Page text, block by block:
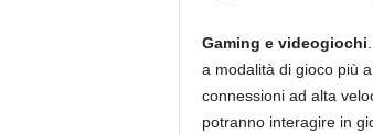
Gaming e videogiochi
a modalità di gioco più
connessioni ad alta
potranno interagire in